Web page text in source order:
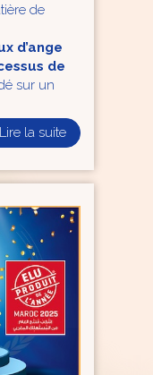
de
d’ange
de
sur un
Lire la suite